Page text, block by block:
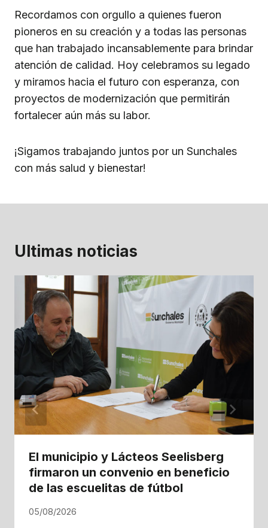
Recordamos con orgullo a quienes fueron
pioneros en su creación y a todas las personas
que han trabajado incansablemente para brindar
atención de calidad. Hoy celebramos su legado
y miramos hacia el futuro con esperanza, con
proyectos de modernización que permitirán
fortalecer aún más su labor.
¡Sigamos trabajando juntos por un Sunchales
con más salud y bienestar!
Ultimas noticias
El municipio y Lácteos Seelisberg
firmaron un convenio en beneficio
de las escuelitas de fútbol
05/08/2026